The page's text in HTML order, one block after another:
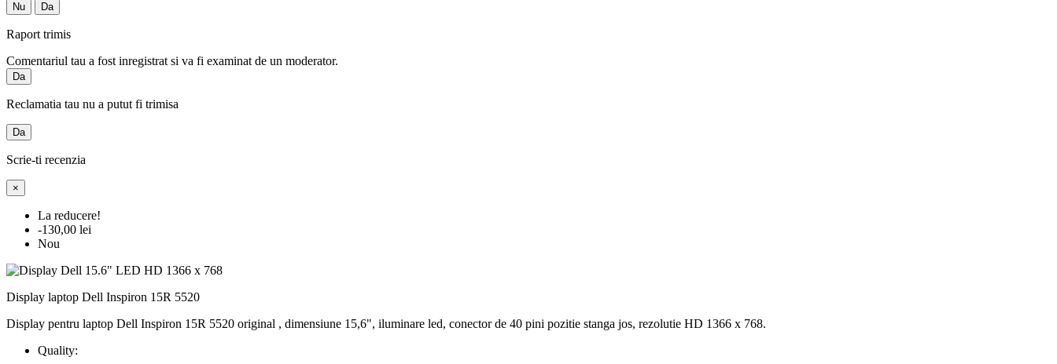
Nu Da
Raport trimis
Comentariul tau a fost inregistrat si va fi examinat de un moderator.
Da
Reclamatia tau nu a putut fi trimisa
Da
Scrie-ti recenzia
×
La reducere!
-130,00 lei
Nou
Display laptop Dell Inspiron 15R 5520
Display pentru laptop Dell Inspiron 15R 5520 original , dimensiune 15,6", iluminare led, conector de 40 pini pozitie stanga jos, rezolutie HD 1366 x 768.
Quality: